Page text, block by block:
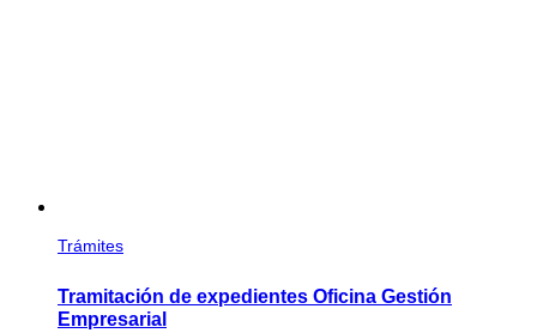
Trámites
Tramitación de expedientes Oficina Gestión
Empresarial